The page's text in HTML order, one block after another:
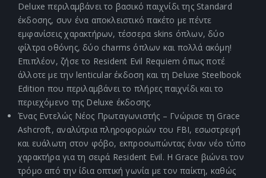
Deluxe περιλαμβάνει το βασικό παιχνίδι της Standard
έκδοσης, συν ένα αποκλειστικό πακέτο με πέντε
εμφανίσεις χαρακτήρων, τέσσερα skins όπλων, δύο
φίλτρα οθόνης, δύο charms όπλων και πολλά ακόμη!
Επιπλέον, ζήσε το Resident Evil Requiem όπως ποτέ
άλλοτε με την lenticular έκδοση και τη Deluxe Steelbook
Edition που περιλαμβάνει το πλήρες παιχνίδι και το
περιεχόμενο της Deluxe έκδοσης.
Ένας Εντελώς Νέος Πρωταγωνιστής – Γνώρισε τη Grace
Ashcroft, αναλύτρια πληροφοριών του FBI, εσωστρεφή
και ευάλωτη στον φόβο, εκπροσωπώντας έναν νέο τύπο
χαρακτήρα για τη σειρά Resident Evil. Η Grace βιώνει τον
τρόμο από την ίδια οπτική γωνία με τον παίκτη, καθώς